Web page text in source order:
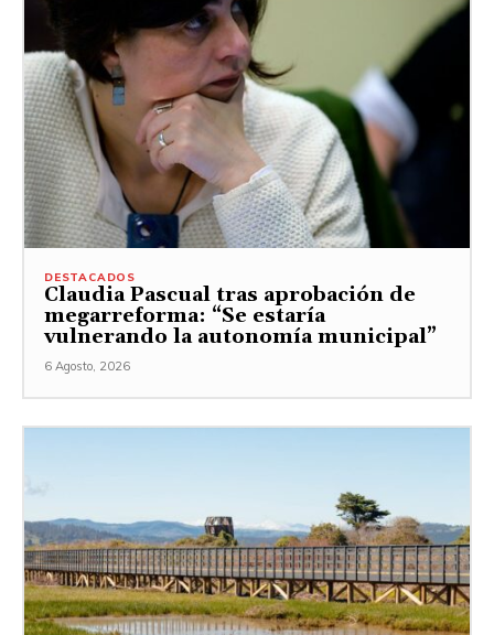
DESTACADOS
Claudia Pascual tras aprobación de
megarreforma: “Se estaría
vulnerando la autonomía municipal”
6 Agosto, 2026